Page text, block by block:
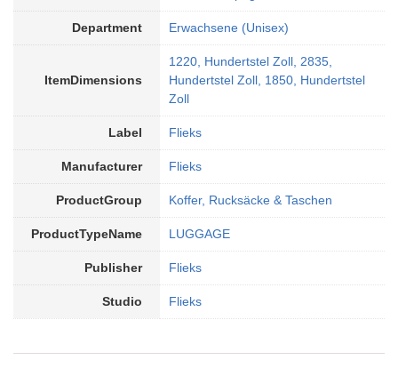
Department Erwachsene (Unisex)
ItemDimensions
1220, Hundertstel Zoll, 2835,
Hundertstel Zoll, 1850, Hundertstel
Zoll
Label Flieks
Manufacturer Flieks
ProductGroup Koffer, Rucksäcke & Taschen
ProductTypeName LUGGAGE
Publisher Flieks
Studio Flieks